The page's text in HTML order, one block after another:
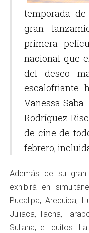
temporada
gran
primera
nacional que
del deseo
escalofriante
Vanessa
Rodríguez
de cine de
febrero,
Además de su
exhibirá en
Pucallpa, Arequipa,
Juliaca, Tacna,
Sullana, e Iquitos.